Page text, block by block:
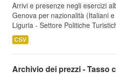
Arrivi e presenze negli esercizi
Genova per nazionalità (Italiani
Liguria - Settore Politiche
CSV
Archivio dei prezzi - Tasso